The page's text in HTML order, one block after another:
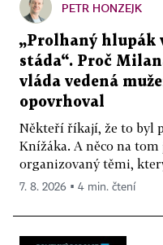
PETR HONZEJK
„Prolhaný hlupák
stáda“. Proč
vláda vedená
opovrhoval
Někteří říkají, že to byl
Knížáka. A něco na
organizovaný těmi,
7. 8. 2026 ▪ 4 min. čtení